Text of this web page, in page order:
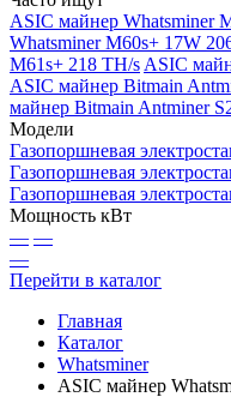
ASIC майнер Whatsminer
Whatsminer M60s+ 17W
M61s+ 218 TH/s ASIC
ASIC майнер Bitmain
майнер Bitmain Antminer
Модели
Газопоршневая
Газопоршневая
Газопоршневая
Мощность кВт
— —
—
Перейти в каталог
Главная
Каталог
Whatsminer
ASIC майнер